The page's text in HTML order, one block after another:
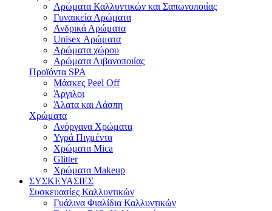
Αρώματα Καλλυντικών και Σαπωνοποιίας
Γυναικεία Αρώματα
Ανδρικά Αρώματα
Unisex Αρώματα
Αρώματα χώρου
Αρώματα Λιβανοποιίας
Προϊόντα SPA
Μάσκες Peel Off
Άργιλοι
Άλατα και Λάσπη
Χρώματα
Ανόργανα Χρώματα
Υγρά Πιγμέντα
Χρώματα Mica
Glitter
Χρώματα Makeup
ΣΥΣΚΕΥΑΣΙΕΣ
Συσκευασίες Καλλυντικών
Γυάλινα Φιαλίδια Καλλυντικών